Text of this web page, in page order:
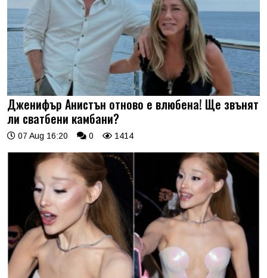
Дженифър Анистън отново е влюбена! Ще звънят
ли сватбени камбани?
07 Aug 16:20 0 1414